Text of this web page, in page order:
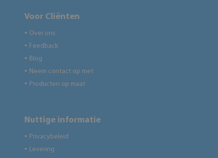
Voor Cliënten
● Over ons
● Feedback
● Blog
● Neem contact op met
● Producten op maat
Nuttige informatie
● Privacybeleid
● Levering